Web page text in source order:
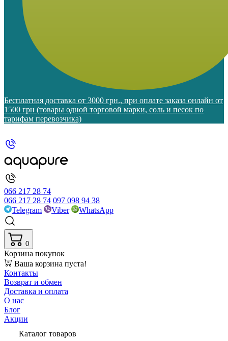
Бесплатная доставка от 3000 грн., при оплате заказа онлайн от
1500 грн (товары одной торговой марки, соль и песок по
тарифам перевозчика)
066 217 28 74
066 217 28 74 097 098 94 38
Telegram
Viber WhatsApp
0
Корзина покупок
Ваша корзина пуста!
Контакты
Возврат и обмен
Доставка и оплата
О нас
Блог
Акции
Каталог товаров